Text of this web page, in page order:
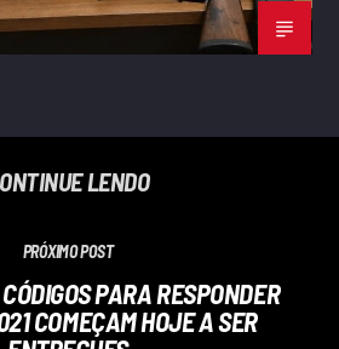
LENDO
PRÓXIMO POST
PARA RESPONDER
COMEÇAM HOJE A SER